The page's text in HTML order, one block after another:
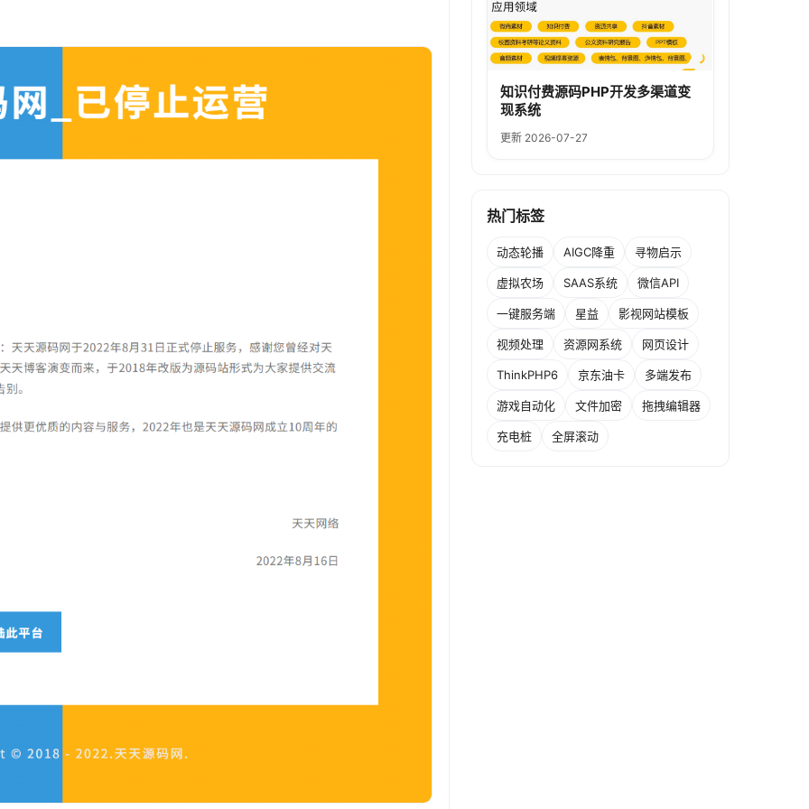
知识付费源码PHP开发多渠道变
现系统
更新 2026-07-27
热门标签
动态轮播 AIGC降重 寻物启示
虚拟农场 SAAS系统 微信API
一键服务端 星益 影视网站模板
视频处理 资源网系统 网页设计
ThinkPHP6 京东油卡 多端发布
游戏自动化 文件加密 拖拽编辑器
充电桩 全屏滚动